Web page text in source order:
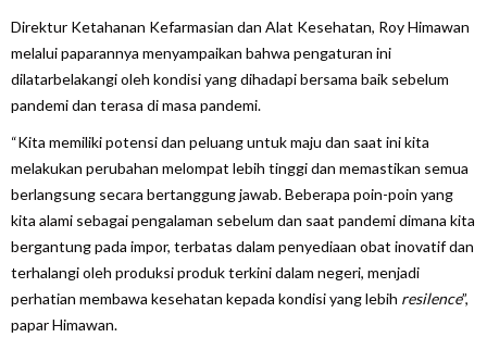
Direktur Ketahanan Kefarmasian dan Alat Kesehatan, Roy Himawan
melalui paparannya menyampaikan bahwa pengaturan ini
dilatarbelakangi oleh kondisi yang dihadapi bersama baik sebelum
pandemi dan terasa di masa pandemi.
“Kita memiliki potensi dan peluang untuk maju dan saat ini kita
melakukan perubahan melompat lebih tinggi dan memastikan semua
berlangsung secara bertanggung jawab. Beberapa poin-poin yang
kita alami sebagai pengalaman sebelum dan saat pandemi dimana kita
bergantung pada impor, terbatas dalam penyediaan obat inovatif dan
terhalangi oleh produksi produk terkini dalam negeri, menjadi
perhatian membawa kesehatan kepada kondisi yang lebih resilence”,
papar Himawan.